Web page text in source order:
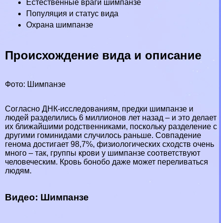
Естественные враги шимпанзе
Популяция и статус вида
Охрана шимпанзе
Происхождение вида и описание
Фото: Шимпанзе
Согласно ДНК-исследованиям, предки шимпанзе и
людей разделились 6 миллионов лет назад – и это делает
их ближайшими родственниками, поскольку разделение с
другими гоминидами случилось раньше. Совпадение
генома достигает 98,7%, физиологических сходств очень
много – так, группы крови у шимпанзе соответствуют
человеческим. Кровь бонобо даже может переливаться
людям.
Видео: Шимпанзе